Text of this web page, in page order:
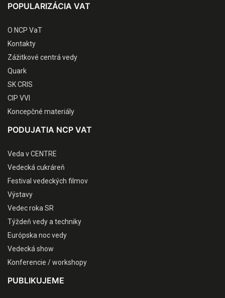
POPULARIZÁCIA VAT
O NCP VaT
Kontakty
Zážitkové centrá vedy
Quark
SK CRIS
CIP VVI
Koncepčné materiály
PODUJATIA NCP VAT
Veda v CENTRE
Vedecká cukráreň
Festival vedeckých filmov
Výstavy
Vedec roka SR
Týždeň vedy a techniky
Európska noc vedy
Vedecká show
Konferencie / workshopy
PUBLIKUJEME